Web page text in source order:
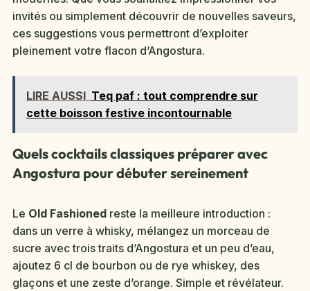
invités ou simplement découvrir de nouvelles saveurs,
ces suggestions vous permettront d’exploiter
pleinement votre flacon d’Angostura.
LIRE AUSSI Teq paf : tout comprendre sur
cette boisson festive incontournable
Quels cocktails classiques préparer avec
Angostura pour débuter sereinement
Le Old Fashioned reste la meilleure introduction :
dans un verre à whisky, mélangez un morceau de
sucre avec trois traits d’Angostura et un peu d’eau,
ajoutez 6 cl de bourbon ou de rye whiskey, des
glaçons et une zeste d’orange. Simple et révélateur.